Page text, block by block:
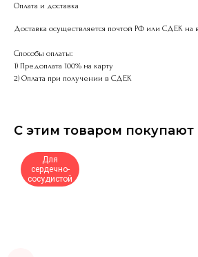
Оплата и доставка
Доставка осуществляется почтой РФ или СДЕК на
Способы оплаты:
1) Предоплата 100% на карту
2) Оплата при получении в СДЕК
С этим товаром покупают
Для
сердечно-
сосудистой